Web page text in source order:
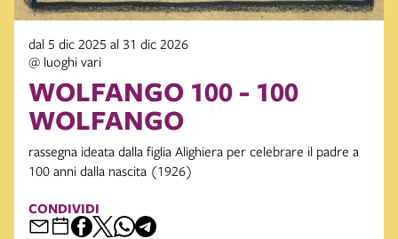
dal 5 dic 2025 al 31 dic 2026
@ luoghi vari
WOLFANGO 100 - 100
WOLFANGO
rassegna ideata dalla figlia Alighiera per celebrare il padre a
100 anni dalla nascita (1926)
CONDIVIDI